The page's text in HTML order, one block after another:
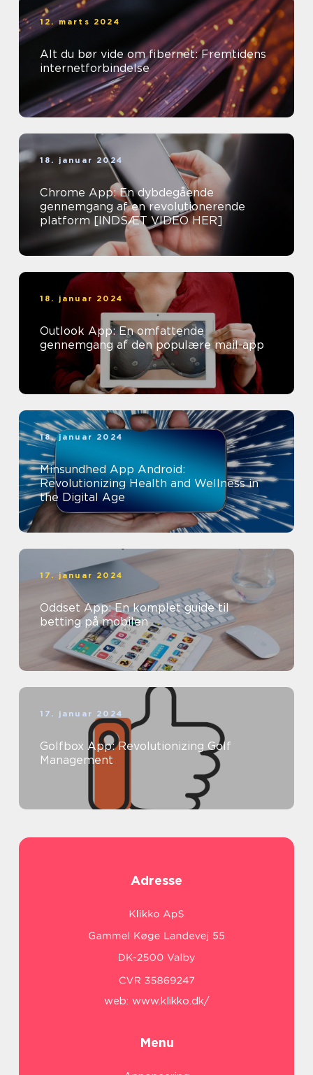
12. marts 2024
Alt du bør vide om fibernet: Fremtidens
internetforbindelse
18. januar 2024
Chrome App: En dybdegående
gennemgang af en revolutionerende
platform [INDSÆT VIDEO HER]
18. januar 2024
Outlook App: En omfattende
gennemgang af den populære mail-app
18. januar 2024
Minsundhed App Android:
Revolutionizing Health and Wellness in
the Digital Age
17. januar 2024
Oddset App: En komplet guide til
betting på mobilen
17. januar 2024
Golfbox App: Revolutionizing Golf
Management
Adresse
web: www.klikko.dk/
Menu